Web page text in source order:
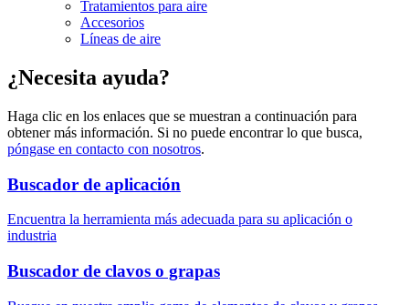
Tratamientos para aire
Accesorios
Líneas de aire
¿Necesita ayuda?
Haga clic en los enlaces que se muestran a continuación para
obtener más información. Si no puede encontrar lo que busca,
póngase en contacto con nosotros.
Buscador de aplicación
Encuentra la herramienta más adecuada para su aplicación o
industria
Buscador de clavos o grapas